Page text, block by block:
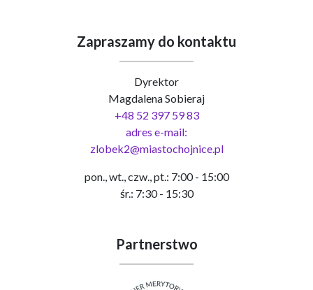
Zapraszamy do kontaktu
Dyrektor
Magdalena Sobieraj
+48 52 397 59 83
adres e-mail:
zlobek2@miastochojnice.pl
pon., wt., czw., pt.: 7:00 - 15:00
śr.: 7:30 - 15:30
Partnerstwo